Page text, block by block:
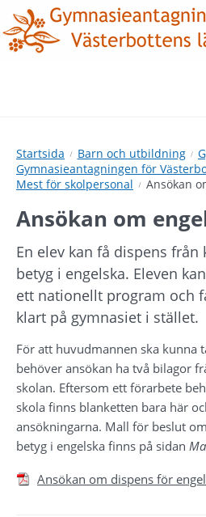
Hoppa
till
innehåll
Hoppa
till
undermeny
Startsida Barn och utbildning
Gymnasieantagningen för
Mest för skolpersonal
Ansökan
Ansökan om
En elev kan få dispens från
betyg i engelska. Eleven
ett nationellt program och
klart på gymnasiet i stället.
För att huvudmannen ska kunna
behöver ansökan ha två bilagor
skolan. Eftersom ett förarbete
skola finns blanketten bara här
ansökningarna. Mall för beslut
betyg i engelska finns på sidan
Ansökan om dispens för